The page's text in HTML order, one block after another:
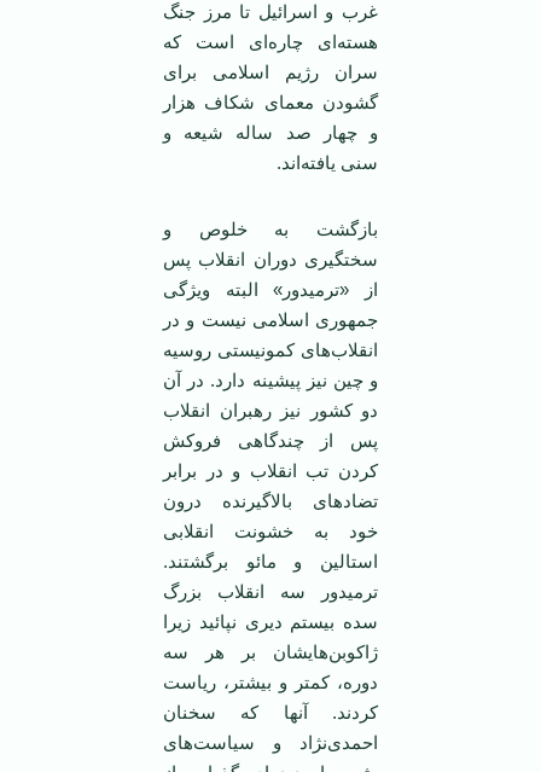
غرب و اسرائيل تا مرز جنگ
هسته‌ای چاره‌ای است که
سران رژيم اسلامی‌ برای
گشودن معمای شکاف هزار
و چهار صد ساله شيعه و
سنی يافته‌اند.
بازگشت به خلوص و
سختگيری دوران انقلاب پس
از «ترميدور» البته ويژگی
جمهوری اسلامی ‌نيست و در
انقلاب‌های کمونيستی روسيه
و چين نيز پيشينه دارد. در آن
دو کشور نيز رهبران انقلاب
پس از چندگاهی فروکش
کردن تب انقلاب و در برابر
تضاد‌های بالاگيرنده درون
خود به خشونت انقلابی
استالين و مائو برگشتند.
ترميدور سه انقلاب بزرگ
سده بيستم ديری نپائيد زيرا
ژاکوبن‌هايشان بر هر سه
دوره، کمتر و بيشتر، رياست
کردند. آنها که سخنان
احمدی‌نژاد و سياست‌های